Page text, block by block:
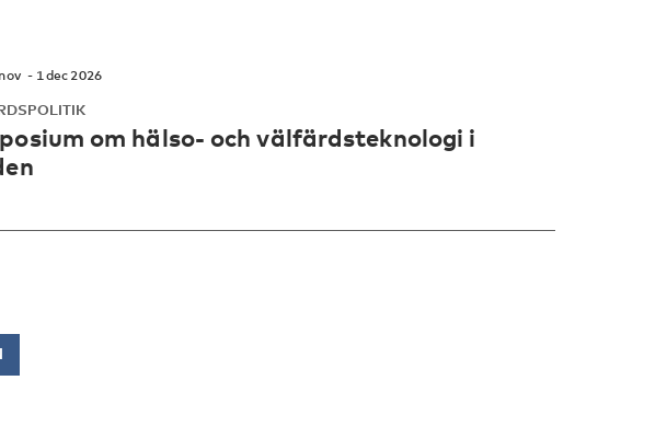
nov 1dec 2026
om hälso- och välfärdsteknologi i